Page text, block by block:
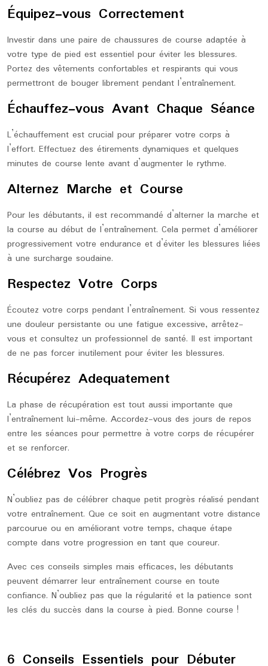
Équipez-vous Correctement
Investir dans une paire de chaussures de course adaptée à
votre type de pied est essentiel pour éviter les blessures.
Portez des vêtements confortables et respirants qui vous
permettront de bouger librement pendant l’entraînement.
Échauffez-vous Avant Chaque Séance
L’échauffement est crucial pour préparer votre corps à
l’effort. Effectuez des étirements dynamiques et quelques
minutes de course lente avant d’augmenter le rythme.
Alternez Marche et Course
Pour les débutants, il est recommandé d’alterner la marche et
la course au début de l’entraînement. Cela permet d’améliorer
progressivement votre endurance et d’éviter les blessures liées
à une surcharge soudaine.
Respectez Votre Corps
Écoutez votre corps pendant l’entraînement. Si vous ressentez
une douleur persistante ou une fatigue excessive, arrêtez-
vous et consultez un professionnel de santé. Il est important
de ne pas forcer inutilement pour éviter les blessures.
Récupérez Adequatement
La phase de récupération est tout aussi importante que
l’entraînement lui-même. Accordez-vous des jours de repos
entre les séances pour permettre à votre corps de récupérer
et se renforcer.
Célébrez Vos Progrès
N’oubliez pas de célébrer chaque petit progrès réalisé pendant
votre entraînement. Que ce soit en augmentant votre distance
parcourue ou en améliorant votre temps, chaque étape
compte dans votre progression en tant que coureur.
Avec ces conseils simples mais efficaces, les débutants
peuvent démarrer leur entraînement course en toute
confiance. N’oubliez pas que la régularité et la patience sont
les clés du succès dans la course à pied. Bonne course !
6 Conseils Essentiels pour Débuter